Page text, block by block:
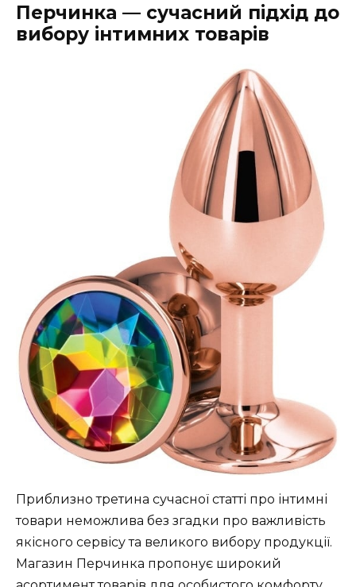
Перчинка — сучасний підхід до
вибору інтимних товарів
Приблизно третина сучасної статті про інтимні
товари неможлива без згадки про важливість
якісного сервісу та великого вибору продукції.
Магазин Перчинка пропонує широкий